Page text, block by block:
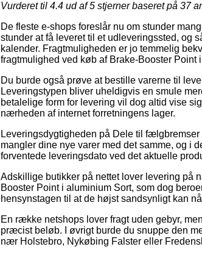
Vurderet til 4.4 ud af 5 stjerner baseret på 37
De fleste e-shops foreslår nu om stunder
stunder at få leveret til et udleveringssted, og
kalender. Fragtmuligheden er jo temmelig
fragtmulighed ved køb af Brake-Booster Point
Du burde også prøve at bestille varerne til
Leveringstypen bliver uheldigvis en smule
betalelige form for levering vil dog altid vise
nærheden af internet forretningens lager.
Leveringsdygtigheden på Dele til
mangler dine nye varer med det samme, og i
forventede leveringsdato ved det aktuelle
Adskillige butikker på nettet lover levering på
Booster Point i aluminium Sort, som dog
hensynstagen til at de højst sandsynligt kan
En række netshops lover fragt uden gebyr,
præcist beløb. I øvrigt burde du snuppe den
nær Holstebro, Nykøbing Falster eller